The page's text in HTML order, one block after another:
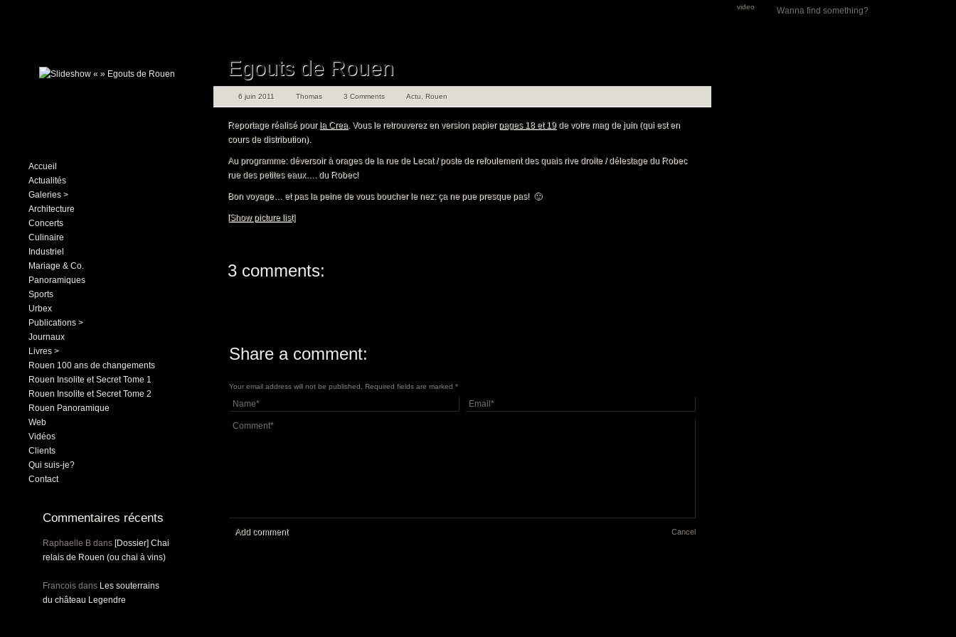
video
Accueil
Actualités
Galeries >
Architecture
Concerts
Culinaire
Industriel
Mariage & Co.
Panoramiques
Sports
Urbex
Publications >
Journaux
Livres >
Rouen 100 ans de changements
Rouen Insolite et Secret Tome 1
Rouen Insolite et Secret Tome 2
Rouen Panoramique
Web
Vidéos
Clients
Qui suis-je?
Contact
Commentaires récents
Raphaelle B dans [Dossier] Chai
relais de Rouen (ou chai à vins)
Francois dans Les souterrains
du château Legendre
Egouts de Rouen
6 juin 2011 Thomas 3 Comments Actu Rouen
Reportage réalisé pour la Crea. Vous le retrouverez en version papier pages 18 et 19de votre mag de juin (qui est en
cours de distribution).
Au programme: déversoir à orages de la rue de Lecat / poste de refoulement des quais rive droite / délestage du Robec
rue des petites eaux…. du Robec!
Bon voyage… et pas la peine de vous boucher le nez: ça ne pue presque pas! 🙂
[Show picture list]
3 comments:
Share a comment:
Your email address will not be published. Required fields are marked *
Add comment Cancel